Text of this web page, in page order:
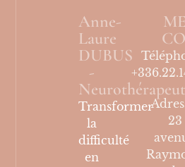
Anne-
Laure
DUBUS
-
Transformer
la
difficulté
en
ME
23